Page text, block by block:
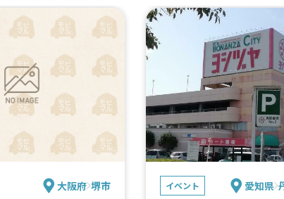
大阪府 堺市 イベント 愛知県